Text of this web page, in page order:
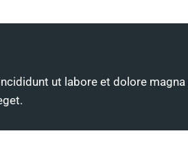
ut labore et dolore magna